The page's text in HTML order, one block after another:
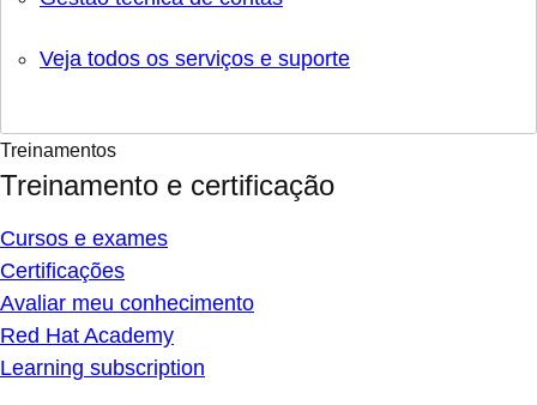
Veja todos os serviços e suporte
Treinamentos
Treinamento e certificação
Cursos e exames
Certificações
Avaliar meu conhecimento
Red Hat Academy
Learning subscription